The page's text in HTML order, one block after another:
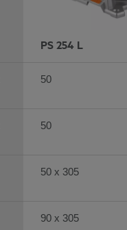
PS 254 L
50
50
50 x 305
90 x 305